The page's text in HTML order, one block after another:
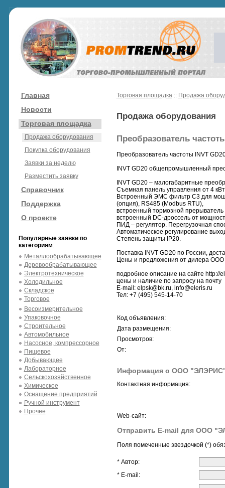
Главная
Новости
Торговая площадка
Продажа оборудования
Покупка оборудования
Заявки за неделю
Разместить заявку
Справочник
Поддержка
О проекте
Популярные заявки по
категориям:
Металлообрабатывающее
Деревообрабатывающее
Электротехническое
Холодильное
Складское
Торговое
Весоизмерительное
Упаковочное
Строительное
Автомобильное
Насосное, компрессорное
Пищевое
Добывающее
Лабораторное
Сельскохозяйственное
Химическое
Оснащение предприятий
Ручной инструмент
Прочее
Торговая площадка:: Продажа
Продажа оборудования
Преобразователь
Преобразователь частоты INVT
INVT GD20 общепромышленный
INVT GD20 – малогабаритные
Съемная панель управления от 4
Встроенный ЭМС фильтр С3 для
(опция), RS485 (Modbus RTU),
встроенный тормозной
встроенный DC-дроссель от
ПИД – регулятор. Перегрузочная
Автоматическое регулирование
Степень защиты IP20.
Поставка INVT GD20 по России,
Цены и предложения от дилера
подробное описание на сайте http://
цены и наличие по запросу на почту
Е-mail: elpsk@bk.ru, info@eleris.ru
Тел: +7 (495) 545-14-70
Код объявления:
Дата размещения:
Просмотров:
От:
Информация о ООО
Контактная информация:
Web-сайт:
Отправить E-mail для ООО
Поля помеченные звездочкой (*)
* Автор:
* E-mail: